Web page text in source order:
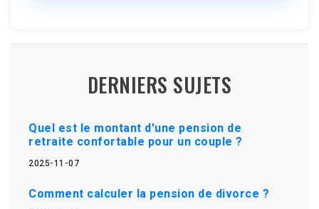
DERNIERS SUJETS
Quel est le montant d'une pension de
retraite confortable pour un couple ?
2025-11-07
Comment calculer la pension de divorce ?